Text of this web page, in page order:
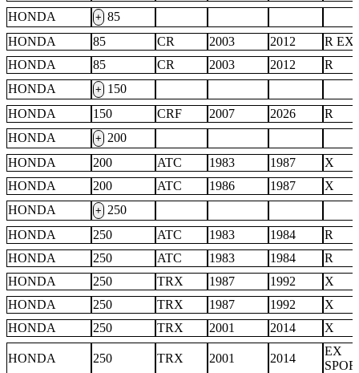
HONDA
+ 85
HONDA
85 CR 2003 2012
R
HONDA
85 CR 2003 2012
R
HONDA
+ 150
HONDA
150 CRF 2007 2026
R
HONDA
+ 200
HONDA
200 ATC 1983 1987
X
HONDA
200 ATC 1986 1987
X
HONDA
+ 250
HONDA
250 ATC 1983 1984
R
HONDA
250 ATC 1983 1984
R
HONDA
250 TRX 1987 1992
X
HONDA
250 TRX 1987 1992
X
HONDA
250 TRX 2001 2014 X
HONDA 250 TRX 2001 2014
EX